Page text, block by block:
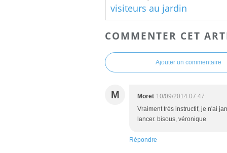
visiteurs au jardin
COMMENTER CET
Ajouter un commentaire
M Moret 10/09/2014 07:47
Vraiment très instructif, je n'ai
lancer. bisous, véronique
Répondre